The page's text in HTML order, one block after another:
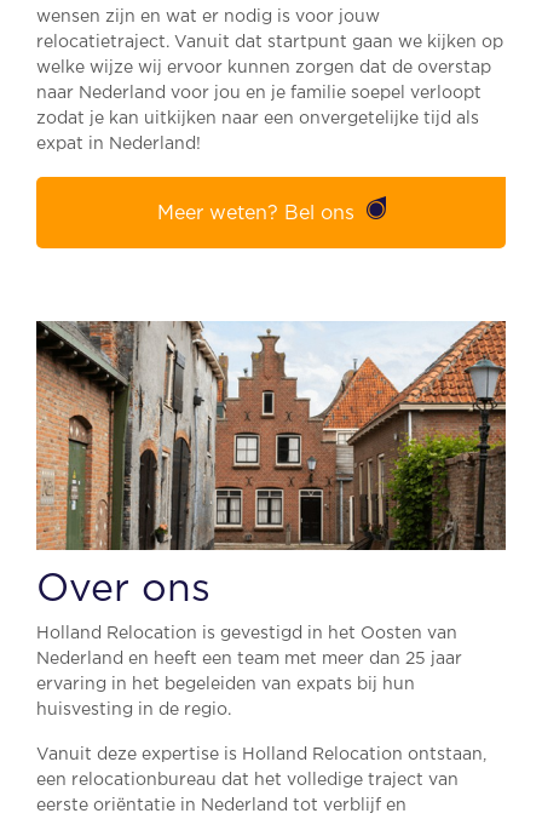
wensen zijn en wat er nodig is voor jouw
relocatietraject. Vanuit dat startpunt gaan we kijken op
welke wijze wij ervoor kunnen zorgen dat de overstap
naar Nederland voor jou en je familie soepel verloopt
zodat je kan uitkijken naar een onvergetelijke tijd als
expat in Nederland!
Meer weten? Bel ons
Over ons
Holland Relocation is gevestigd in het Oosten van
Nederland en heeft een team met meer dan 25 jaar
ervaring in het begeleiden van expats bij hun
huisvesting in de regio.
Vanuit deze expertise is Holland Relocation ontstaan,
een relocationbureau dat het volledige traject van
eerste oriëntatie in Nederland tot verblijf en